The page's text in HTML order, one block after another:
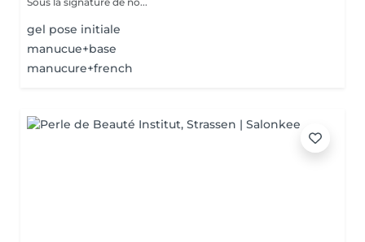
gel pose initiale
manucue+base
manucure+french